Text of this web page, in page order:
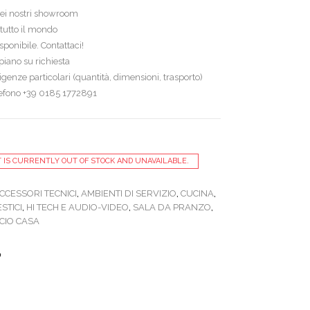
nostri showroom
il mondo
Contattaci!
su richiesta
particolari (quantità, dimensioni, trasporto)
+39 0185 1772891
IS CURRENTLY OUT OF STOCK AND UNAVAILABLE.
TECNICI, AMBIENTI DI SERVIZIO, CUCINA,
, HI TECH E AUDIO-VIDEO, SALA DA PRANZO,
CASA